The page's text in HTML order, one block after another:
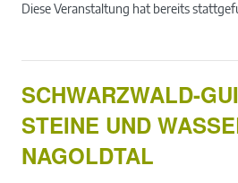
Diese Veranstaltung hat bereits
SCHWARZWALD-
STEINE UND
NAGOLDTAL